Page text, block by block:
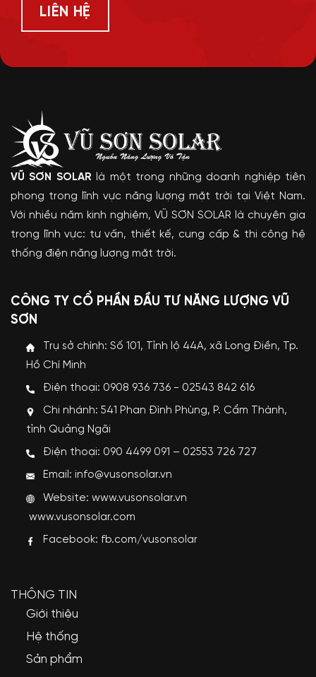
LIÊN HỆ
VŨ SƠN SOLAR là một trong những doanh nghiệp tiên
phong trong lĩnh vực năng lượng mặt trời tại Việt Nam.
Với nhiều năm kinh nghiệm, VŨ SƠN SOLAR là chuyên gia
trong lĩnh vực: tư vấn, thiết kế, cung cấp & thi công hệ
thống điện năng lượng mặt trời.
CÔNG TY CỔ PHẦN ĐẦU TƯ NĂNG LƯỢNG VŨ
SƠN
Trụ sở chính: Số 101, Tỉnh lộ 44A, xã Long Điền, Tp.
Hồ Chí Minh
Điện thoại: 0908 936 736 - 02543 842 616
Chi nhánh: 541 Phan Đình Phùng, P. Cẩm Thành,
tỉnh Quảng Ngãi
Điện thoại: 090 4499 091 – 02553 726 727
Email: info@vusonsolar.vn
Website:www.vusonsolar.vn
www.vusonsolar.com
Facebook: fb.com/vusonsolar
THÔNG TIN
Giới thiệu
Hệ thống
Sản phẩm